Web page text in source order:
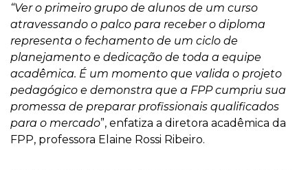
“Ver o primeiro grupo de alunos de um curso
atravessando o palco para receber o diploma
representa o fechamento de um ciclo de
planejamento e dedicação de toda a equipe
acadêmica. É um momento que valida o projeto
pedagógico e demonstra que a FPP cumpriu sua
promessa de preparar profissionais qualificados
para o mercado”, enfatiza a diretora acadêmica da
FPP, professora Elaine Rossi Ribeiro.